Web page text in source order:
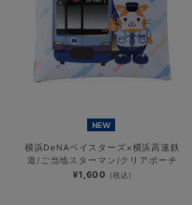
NEW
横浜DeNAベイスターズ×横浜高速鉄
道/ご当地スターマン/クリアポーチ
¥1,600 (税込)